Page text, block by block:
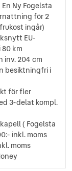
Ny Fogelsta
för 2
ingår)
EU-
km
inv. 204 cm
besiktningfri i
för fler
3-delat kompl.
( Fogelsta
inkl. moms
moms